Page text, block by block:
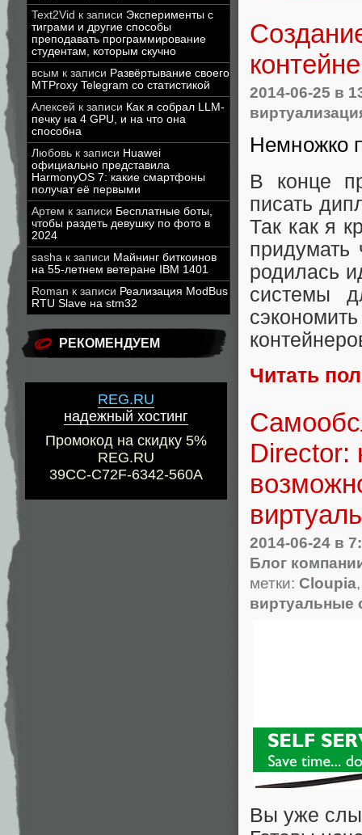
Text2Vid к записи Эксперименты с
тиграми и другие способы
преподавать программирование
студентам, которым скучно
всым к записи Развёртывание своего
MTProxy Telegram со статистикой
Алексей к записи Как я собрал LLM-
печку на 4 GPU, и на что она
способна
Любовь к записи Huawei
официально представила
HarmonyOS 7: какие смартфоны
получат её первыми
Артем к записи Бесплатные боты,
чтобы раздеть девушку по фото в
2024
sasha к записи Майнинг биткоинов
на 55-летнем ветеране IBM 1401
Roman к записи Реализация ModBus
RTU Slave на stm32
РЕКОМЕНДУЕМ
REG.RU
надежный хостинг
Промокод на скидку 5%
REG.RU
39CC-C72F-6342-560A
2014-06-25 в
Немножко
В конце
писать
Так как я
придумать
родилась
системы
Читать
Director:
2014-06-24 в
Блог
метки: Cloupia
виртуальные
Вы уже